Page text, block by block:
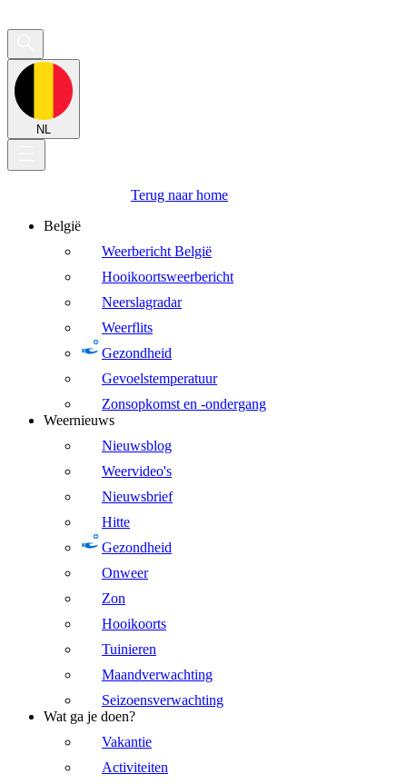
NL
Terug naar home
België
Weerbericht België
Hooikoortsweerbericht
Neerslagradar
Weerflits
Gezondheid
Gevoelstemperatuur
Zonsopkomst en -ondergang
Weernieuws
Nieuwsblog
Weervideo's
Nieuwsbrief
Hitte
Gezondheid
Onweer
Zon
Hooikoorts
Tuinieren
Maandverwachting
Seizoensverwachting
Wat ga je doen?
Vakantie
Activiteiten